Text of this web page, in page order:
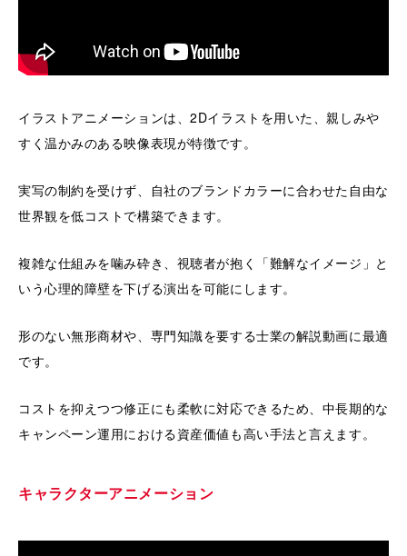
イラストアニメーションは、2Dイラストを用いた、親しみや
すく温かみのある映像表現が特徴です。
実写の制約を受けず、自社のブランドカラーに合わせた自由な
世界観を低コストで構築できます。
複雑な仕組みを噛み砕き、視聴者が抱く「難解なイメージ」と
いう心理的障壁を下げる演出を可能にします。
形のない無形商材や、専門知識を要する士業の解説動画に最適
です。
コストを抑えつつ修正にも柔軟に対応できるため、中長期的な
キャンペーン運用における資産価値も高い手法と言えます。
キャラクターアニメーション